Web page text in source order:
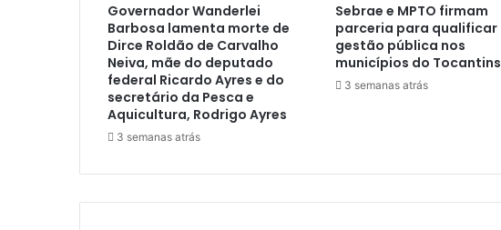
Governador Wanderlei
Barbosa lamenta morte de
Dirce Roldão de Carvalho
Neiva, mãe do deputado
federal Ricardo Ayres e do
secretário da Pesca e
Aquicultura, Rodrigo Ayres
3 semanas atrás
Sebrae e MPTO firmam
parceria para qualificar
gestão pública nos
municípios do Tocantins
3 semanas atrás